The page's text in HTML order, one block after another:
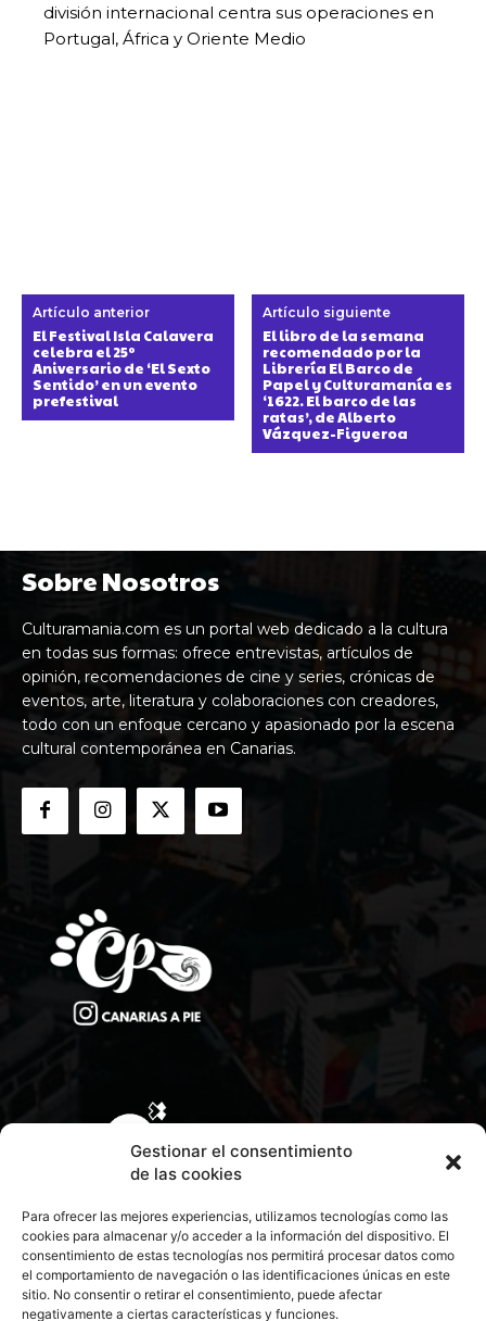
Gestionar el consentimiento
de las cookies
Para ofrecer las mejores experiencias, utilizamos tecnologías como las
cookies para almacenar y/o acceder a la información del dispositivo. El
consentimiento de estas tecnologías nos permitirá procesar datos como
el comportamiento de navegación o las identificaciones únicas en este
sitio. No consentir o retirar el consentimiento, puede afectar
negativamente a ciertas características y funciones.
división internacional centra sus operaciones en
Portugal, África y Oriente Medio
Artículo anterior
El Festival Isla Calavera
celebra el 25º
Aniversario de ‘El Sexto
Sentido’ en un evento
prefestival
Artículo siguiente
El libro de la semana
recomendado por la
Librería El Barco de
Papel y Culturamanía es
‘1622. El barco de las
ratas’, de Alberto
Vázquez-Figueroa
Sobre Nosotros
Culturamania.com es un portal web dedicado a la cultura
en todas sus formas: ofrece entrevistas, artículos de
opinión, recomendaciones de cine y series, crónicas de
eventos, arte, literatura y colaboraciones con creadores,
todo con un enfoque cercano y apasionado por la escena
cultural contemporánea en Canarias.